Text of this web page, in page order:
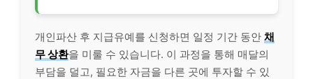
개인파산 후 지급유예를 신청하면 일정 기간 동안 채
무 상환을 미룰 수 있습니다. 이 과정을 통해 매달의
부담을 덜고, 필요한 자금을 다른 곳에 투자할 수 있